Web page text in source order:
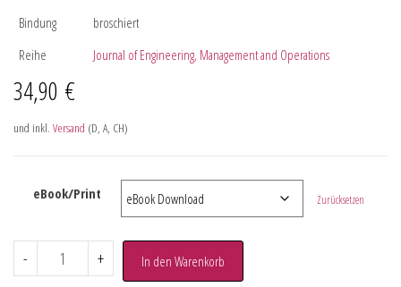
Bindung
broschiert
Reihe
Journal of Engineering, Management and Operations
34,90 €
und inkl. Versand (D, A, CH)
eBook/Print Zurücksetzen
- + In den Warenkorb